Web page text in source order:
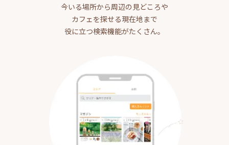
今いる場所から周辺の見どころや
カフェを探せる現在地まで
役に立つ検索機能がたくさん。